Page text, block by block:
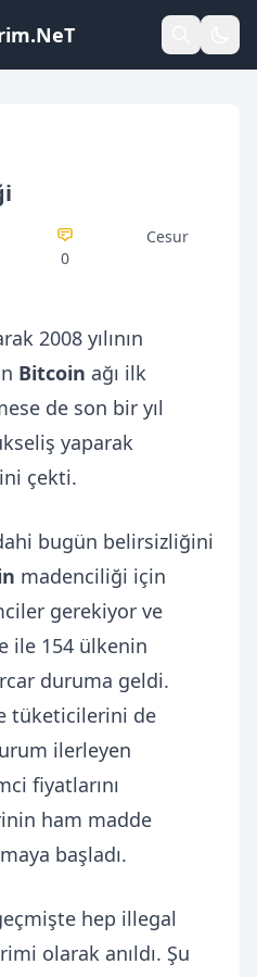
0
Cesur
2008 yılının
Bitcoin ağı ilk
de son bir yıl
yaparak
çekti.
bugün belirsizliğini
madenciliği için
gerekiyor ve
ile 154 ülkenin
duruma geldi.
tüketicilerini de
ilerleyen
fiyatlarını
ham madde
başladı.
hep illegal
olarak anıldı. Şu